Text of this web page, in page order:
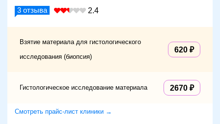
3 отзыва 2.4
Взятие материала для гистологического
исследования (биопсия)
620
Гистологическое исследование материала 2670
Смотреть прайс-лист клиники →